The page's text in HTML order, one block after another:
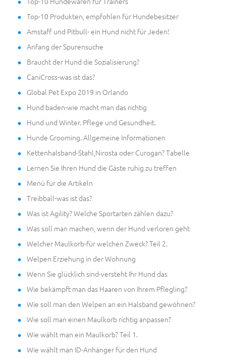
Top-10 Produkten, empfohlen für Hundebesitzer
Amstaff und Pitbull- ein Hund nicht für Jeden!
Anfang der Spurensuche
Braucht der Hund die Sozialisierung?
CaniCross-was ist das?
Global Pet Expo 2019 in Orlando
Hund baden-wie macht man das richtig
Hund und Winter. Pflege und Gesundheit.
Hunde Grooming. Allgemeine Informationen
Kettenhalsband-Stahl,Nirosta oder Curogan? Tabelle
Lernen Sie Ihren Hund die Gäste ruhig zu treffen
Menü für die Artikeln
Treibball-was ist das?
Was ist Agility? Welche Sportarten zählen dazu?
Was soll man machen, wenn der Hund verloren geht
Welcher Maulkorb-für welchen Zweck? Teil 2.
Welpen Erziehung in der Wohnung
Wenn Sie glücklich sind-versteht Ihr Hund das
Wie bekämpft man das Haaren von Ihrem Pflegling?
Wie soll man den Welpen an ein Halsband gewöhnen?
Wie soll man einen Maulkorb richtig anpassen?
Wie wählt man ein Maulkorb? Teil 1.
Wie wählt man ID-Anhänger für den Hund